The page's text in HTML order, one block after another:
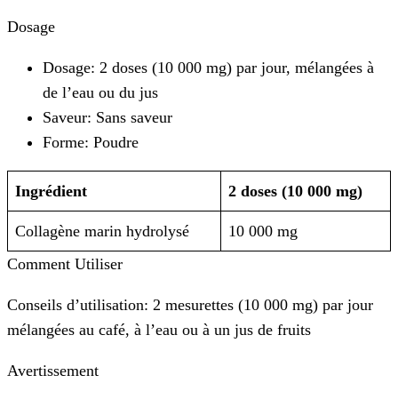
Dosage
Dosage: 2 doses (10 000 mg) par jour, mélangées à
de l’eau ou du jus
Saveur: Sans saveur
Forme: Poudre
Ingrédient 2 doses (10 000 mg)
Collagène marin hydrolysé
10 000 mg
Comment Utiliser
Conseils d’utilisation: 2 mesurettes (10 000 mg) par jour
mélangées au café, à l’eau ou à un jus de fruits
Avertissement